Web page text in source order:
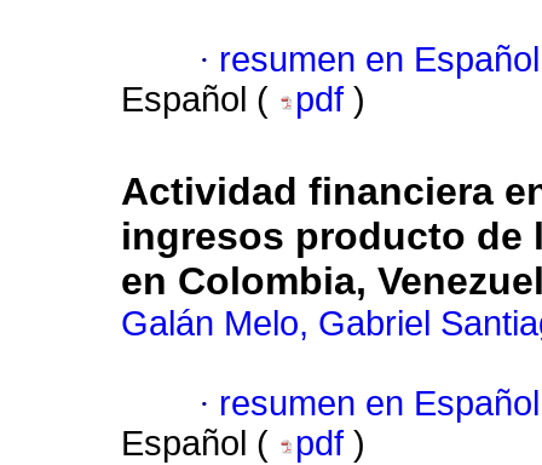
· resumen en Español
Español (
pdf )
Actividad financiera
ingresos producto de
en Colombia,
Galán Melo, Gabriel
· resumen en Español
Español (
pdf )